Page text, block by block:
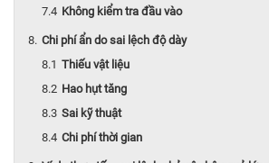
Không kiểm tra đầu vào
Chi phí ẩn do sai lệch độ dày
Thiếu vật liệu
Hao hụt tăng
Sai kỹ thuật
Chi phí thời gian